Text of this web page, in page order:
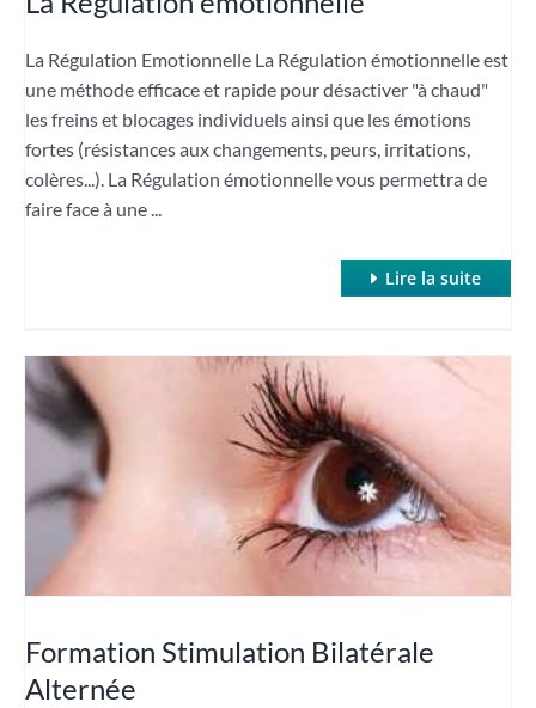
La Régulation Emotionnelle La Régulation émotionnelle est
une méthode efficace et rapide pour désactiver "à chaud"
les freins et blocages individuels ainsi que les émotions
fortes (résistances aux changements, peurs, irritations,
colères...). La Régulation émotionnelle vous permettra de
faire face à une ...
Lire la suite
Formation Stimulation Bilatérale
Alternée